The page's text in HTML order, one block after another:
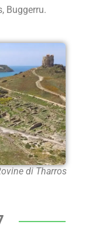
Buggerru.
di Tharros